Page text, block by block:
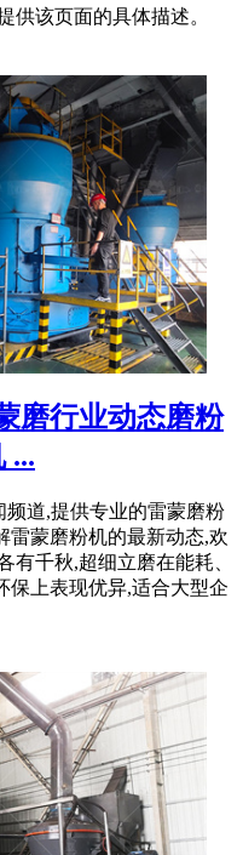
供该页面的具体描述。
磨行业动态磨粉
...
频道,提供专业的雷蒙磨粉
雷蒙磨粉机的最新动态,欢
有千秋,超细立磨在能耗、
保上表现优异,适合大型企